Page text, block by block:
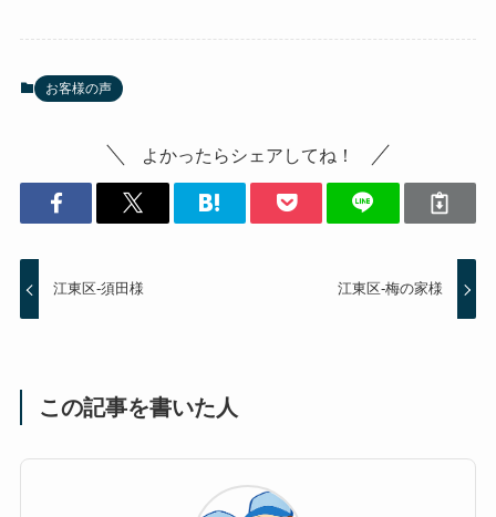
お客様の声
よかったらシェアしてね！
江東区-須田様 江東区-梅の家様
この記事を書いた人